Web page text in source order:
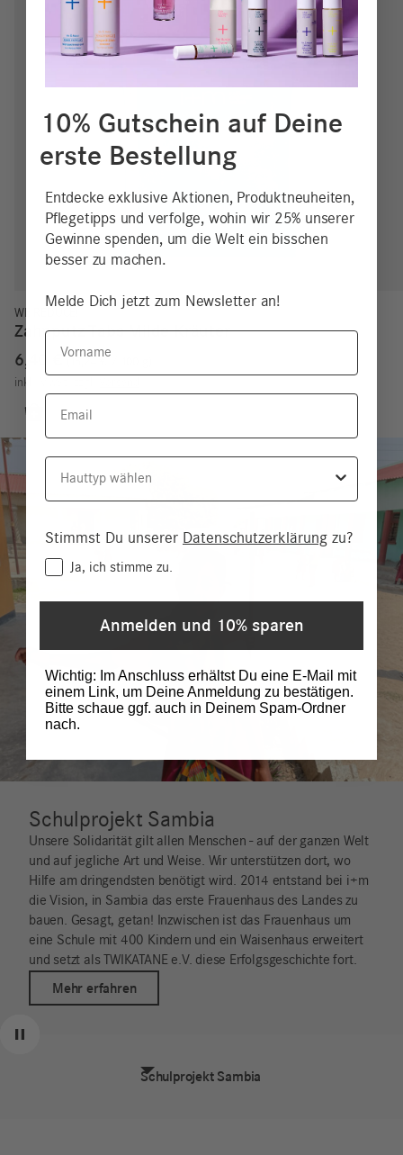
WE REDUCE!
Zahnputz Tabs Milde Kräuter
6,40
inkl. MwSt.
Schulprojekt Sambia
Unsere Solidarität gilt allen Menschen - auf der ganzen Welt
und auf jegliche Art und Weise. Wir unterstützen dort, wo
Hilfe am dringendsten benötigt wird. 2014 entstand bei i+m
die Vision, in Sambia das erste Frauenhaus des Landes zu
bauen. Gesagt, getan! Inzwischen ist das Frauenhaus um
eine Schule mit 400 Kindern und ein Waisenhaus erweitert
und setzt als TWIKATANE e.V. diese Erfolgsgeschichte fort.
Mehr erfahren
Schulprojekt Sambia
Zurück
Weiter
Pause
10% Gutschein auf Deine
erste Bestellung
Entdecke exklusive Aktionen, Produktneuheiten,
Pflegetipps und verfolge, wohin wir 25% unserer
Gewinne spenden, um die Welt ein bisschen
besser zu machen.
Melde Dich jetzt zum Newsletter an!
Vorname
Email
Hauttyp
Stimmst Du unserer Datenschutzerklärung zu?
ConsentJa, ich stimme zu.
Anmelden und 10% sparen
Wichtig: Im Anschluss erhältst Du eine E-Mail mit
einem Link, um Deine Anmeldung zu bestätigen.
Bitte schaue ggf. auch in Deinem Spam-Ordner
nach.